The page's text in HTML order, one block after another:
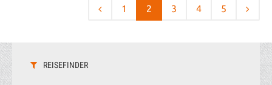
1 2 3 4 5
REISEFINDER